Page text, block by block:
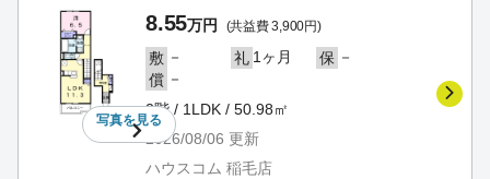
写真を見る
8.55万円 (共益費 3,900円)
敷 － 礼 1ヶ月 保 －
償 －
2階 / 1LDK / 50.98㎡
2026/08/06 更新
ハウスコム 稲毛店